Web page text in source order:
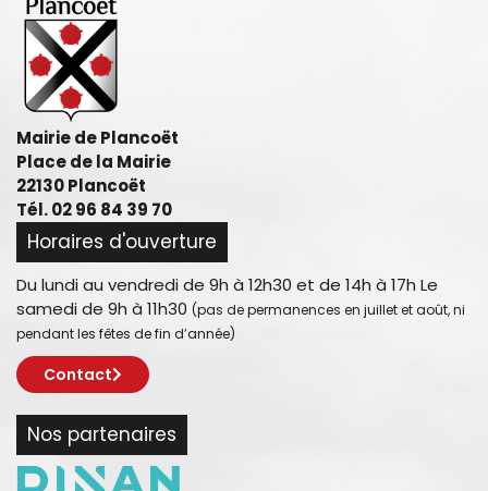
Mairie de Plancoët
Place de la Mairie
22130 Plancoët
Tél. 02 96 84 39 70
Horaires d'ouverture
Du lundi au vendredi de 9h à 12h30 et de 14h à 17h Le
samedi de 9h à 11h30 (pas de permanences en juillet et août, ni
pendant les fêtes de fin d’année)
Contact
Nos partenaires